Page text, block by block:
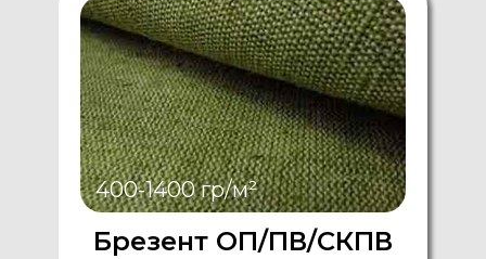
Брезент ОП/ПВ/СКПВ
400-1400 гр/м²